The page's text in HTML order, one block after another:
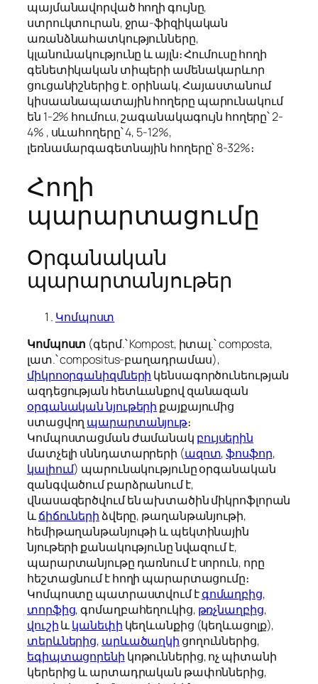
պայմանավորված հողի գույնը,
ստրուկտուրան, ջրա-ֆիզիկական
առանձնահատկությունները,
կլանունակությունը և այլն։ Հումուսը հողի
գենետիկական տիպերի ամենակարևոր
ցուցանիշներից է. օրինակ, Հայաստանում
կիսաանապատային հողերը պարունակում
են 1-2% հումուս, շագանակագույն հողերը՝ 2-
4% , սևահողերը՝ 4, 5-12%,
լեռնամարգագետնային հողերը՝ 8-32%։
Հողի
պարարտացումը
Օրգանական
պարարտանյութեր
Կոմպոստ
Կոմպոստ (գերմ.՝Kompost, իտալ.՝composta,
լատ.՝compositus-բաղադրամաս),
միկրոօրգանիզմների կենսագործունեության
ազդեցության հետևանքով զանազան
օրգանական նյութերի քայքայումից
ստացվող պարարտանյութ։
Կոմպոստացման ժամանակ բույսերին
մատչելի սննդատարրերի (ազոտ,ֆոսֆոր,
կալիում) պարունակությունը օրգանական
զանգվածում բարձրանում է,
վնասազերծվում են ախտածին միկրոֆլորան
ևճիճուներիձվերը, թաղանթանյութի,
հեմիթաղանթանյութի և պեկտինային
նյութերի քանակությունը նվազում է,
պարարտանյութը դառնում է սորուն, որը
հեշտացնում է հողի պարարտացումը։
Կոմպոստը պատրաստվում էգոմաղբից,
տորֆից, գոմաղբահեղուկից, թռչնաղբից,
վուշիևկանեփի կեղևանքից (կեղևացոլք),
տերևներից, արևածաղկի ցողուններից,
եգիպտացորենի կոթուններից, ոչ պիտանի
կերերից և արտադրական թափոններից,